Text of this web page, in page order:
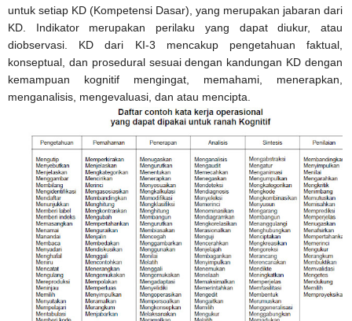
untuk setiap KD (Kompetensi Dasar), yang merupakan jabaran dari
KD. Indikator merupakan perilaku yang dapat diukur, atau
diobservasi. KD dari KI-3 mencakup pengetahuan faktual,
konseptual, dan prosedural sesuai dengan kandungan KD dengan
kemampuan kognitif mengingat, memahami, menerapkan,
menganalisis, mengevaluasi, dan atau mencipta.